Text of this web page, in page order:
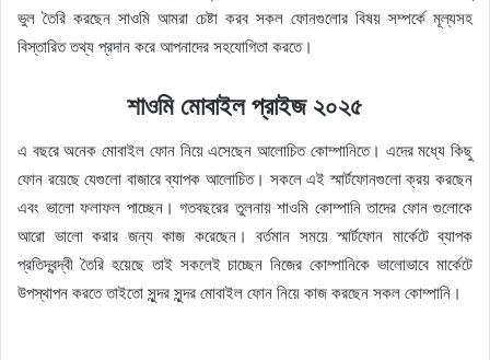
ভুল তৈরি করছেন সাওমি আমরা চেষ্টা করব সকল ফোনগুলোর বিষয় সম্পর্কে মূল্যসহ
বিস্তারিত তথ্য প্রদান করে আপনাদের সহযোগিতা করতে।
শাওমি মোবাইল প্রাইজ ২০২৫
এ বছরে অনেক মোবাইল ফোন নিয়ে এসেছেন আলোচিত কোম্পানিতে। এদের মধ্যে কিছু
ফোন রয়েছে যেগুলো বাজারে ব্যাপক আলোচিত। সকলে এই স্মার্টফোনগুলো ক্রয় করছেন
এবং ভালো ফলাফল পাচ্ছেন। গতবছরের তুলনায় শাওমি কোম্পানি তাদের ফোন গুলোকে
আরো ভালো করার জন্য কাজ করেছেন। বর্তমান সময়ে স্মার্টফোন মার্কেটে ব্যাপক
প্রতিদ্বন্দ্বী তৈরি হয়েছে তাই সকলেই চাচ্ছেন নিজের কোম্পানিকে ভালোভাবে মার্কেটে
উপস্থাপন করতে তাইতো সুন্দর সুন্দর মোবাইল ফোন নিয়ে কাজ করছেন সকল কোম্পানি।